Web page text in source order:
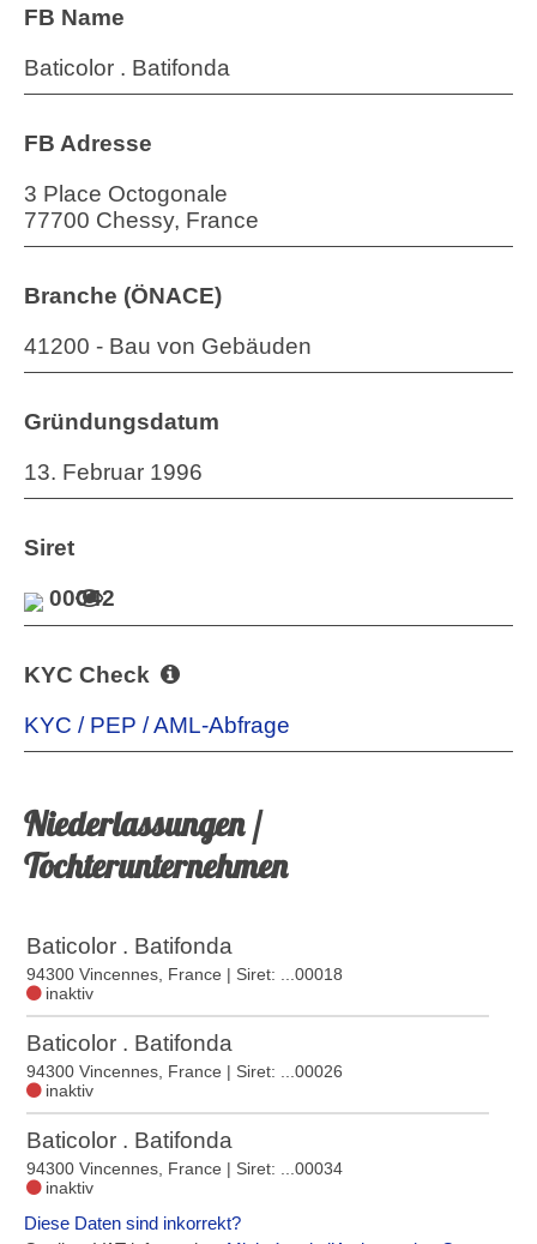
FB Name
Baticolor . Batifonda
FB Adresse
3 Place Octogonale
77700 Chessy, France
Branche (ÖNACE)
41200 - Bau von Gebäuden
Gründungsdatum
13. Februar 1996
Siret
00042
KYC Check
KYC / PEP / AML-Abfrage
Niederlassungen /
Tochterunternehmen
Baticolor . Batifonda
94300 Vincennes, France | Siret: ...00018
inaktiv
Baticolor . Batifonda
94300 Vincennes, France | Siret: ...00026
inaktiv
Baticolor . Batifonda
94300 Vincennes, France | Siret: ...00034
inaktiv
Diese Daten sind inkorrekt?